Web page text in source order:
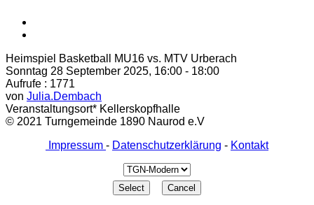
Heimspiel Basketball MU16 vs. MTV Urberach
Sonntag 28 September 2025, 16:00 - 18:00
Aufrufe : 1771
von Julia.Dembach
Veranstaltungsort* Kellerskopfhalle
© 2021 Turngemeinde 1890 Naurod e.V
Impressum - Datenschutzerklärung - Kontakt